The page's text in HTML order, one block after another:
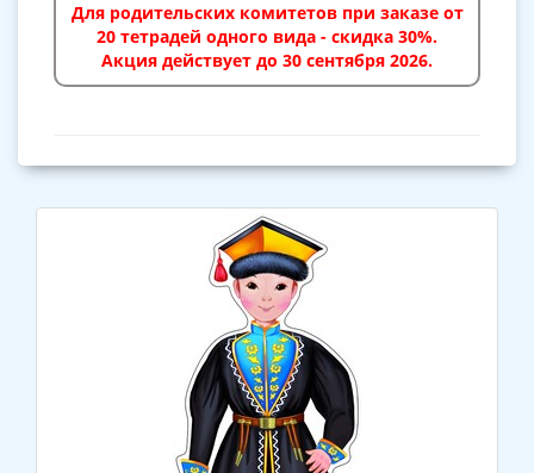
Для родительских комитетов при заказе от
20 тетрадей одного вида - скидка 30%.
Акция действует до 30 сентября 2026.